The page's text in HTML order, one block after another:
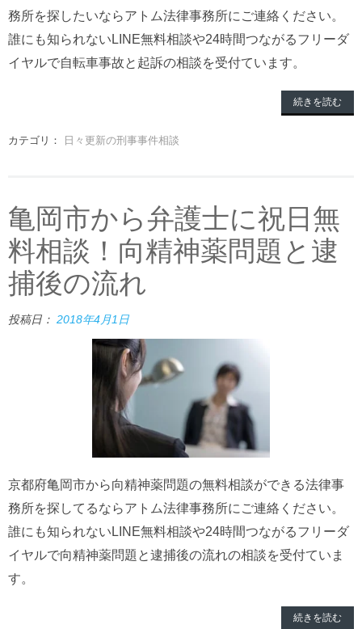
務所を探したいならアトム法律事務所にご連絡ください。
誰にも知られないLINE無料相談や24時間つながるフリーダ
イヤルで自転車事故と起訴の相談を受付ています。
続きを読む
カテゴリ： 日々更新の刑事事件相談
亀岡市から弁護士に祝日無
料相談！向精神薬問題と逮
捕後の流れ
投稿日： 2018年4月1日
京都府亀岡市から向精神薬問題の無料相談ができる法律事
務所を探してるならアトム法律事務所にご連絡ください。
誰にも知られないLINE無料相談や24時間つながるフリーダ
イヤルで向精神薬問題と逮捕後の流れの相談を受付ていま
す。
続きを読む